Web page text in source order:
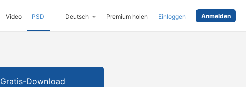
Video PSD Deutsch Premium holen Einloggen Anmelden
Gratis-Download